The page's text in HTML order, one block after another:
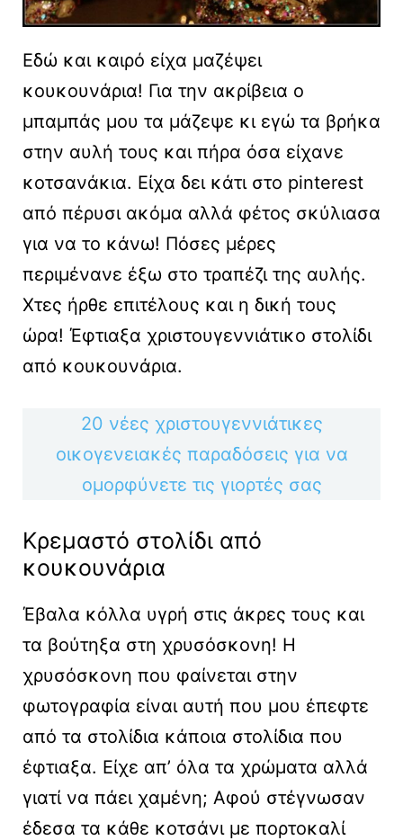
Εδώ και καιρό είχα μαζέψει
κουκουνάρια! Για την ακρίβεια ο
μπαμπάς μου τα μάζεψε κι εγώ τα βρήκα
στην αυλή τους και πήρα όσα είχανε
κοτσανάκια. Είχα δει κάτι στο pinterest
από πέρυσι ακόμα αλλά φέτος σκύλιασα
για να το κάνω! Πόσες μέρες
περιμένανε έξω στο τραπέζι της αυλής.
Χτες ήρθε επιτέλους και η δική τους
ώρα! Έφτιαξα χριστουγεννιάτικο στολίδι
από κουκουνάρια.
20 νέες χριστουγεννιάτικες
οικογενειακές παραδόσεις για να
ομορφύνετε τις γιορτές σας
Κρεμαστό στολίδι από
κουκουνάρια
Έβαλα κόλλα υγρή στις άκρες τους και
τα βούτηξα στη χρυσόσκονη! Η
χρυσόσκονη που φαίνεται στην
φωτογραφία είναι αυτή που μου έπεφτε
από τα στολίδια κάποια στολίδια που
έφτιαξα. Είχε απ’ όλα τα χρώματα αλλά
γιατί να πάει χαμένη; Αφού στέγνωσαν
έδεσα τα κάθε κοτσάνι με πορτοκαλί